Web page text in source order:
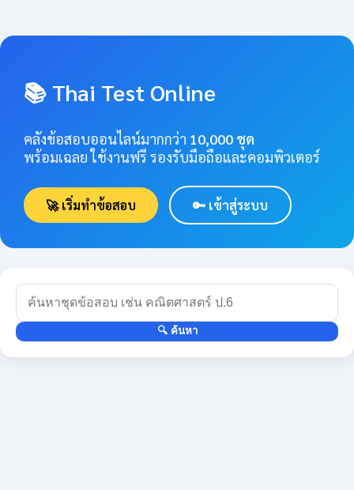
📚 Thai Test Online
คลังข้อสอบออนไลน์มากกว่า 10,000 ชุด
พร้อมเฉลย ใช้งานฟรี รองรับมือถือและคอมพิวเตอร์
🚀 เริ่มทำข้อสอบ 🔑 เข้าสู่ระบบ
🔍 ค้นหา